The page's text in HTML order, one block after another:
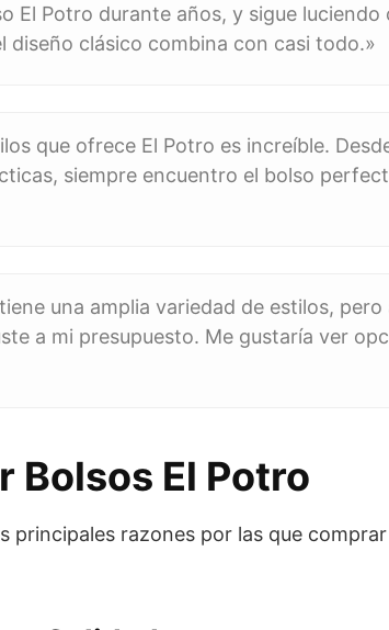
El Potro durante años, y sigue luciendo
diseño clásico combina con casi todo.»
que ofrece El Potro es increíble.
siempre encuentro el bolso
una amplia variedad de estilos,
a mi presupuesto. Me gustaría ver
Bolsos El Potro
principales razones por las que